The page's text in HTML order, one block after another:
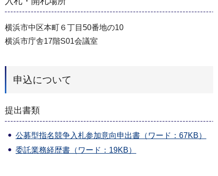
横浜市中区本町６丁目50番地の10
横浜市庁舎17階S01会議室
申込について
提出書類
公募型指名競争入札参加意向申出書（ワード：67KB）
委託業務経歴書（ワード：19KB）